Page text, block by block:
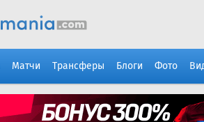
Матчи Трансферы Блоги Фото